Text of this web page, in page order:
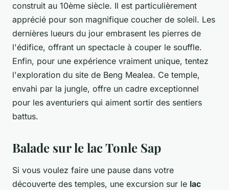
construit au 10ème siècle. Il est particulièrement
apprécié pour son magnifique coucher de soleil. Les
dernières lueurs du jour embrasent les pierres de
l'édifice, offrant un spectacle à couper le souffle.
Enfin, pour une expérience vraiment unique, tentez
l'exploration du site de Beng Mealea. Ce temple,
envahi par la jungle, offre un cadre exceptionnel
pour les aventuriers qui aiment sortir des sentiers
battus.
Balade sur le lac Tonle Sap
Si vous voulez faire une pause dans votre
découverte des temples, une excursion sur le lac